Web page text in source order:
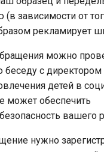
(в зависимости от
рекламирует
можно
беседу с
детей в
может обеспечить
вашего
нужно